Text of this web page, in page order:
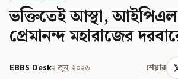
ভক্তিতেই আস্থা,
প্রেমানন্দ মহারাজের
EBBS Desk২ জুন, ২০২৬ শেয়ার